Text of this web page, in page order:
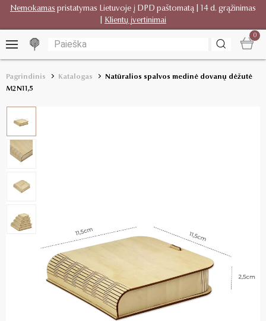
Nemokamas pristatymas Lietuvoje į DPD paštomatą | 14 d. grąžinimas
Klientų įvertinimai
0
Pagrindinis Katalogas
Natūralios spalvos medinė dovanų dėžutė
M2N11,5